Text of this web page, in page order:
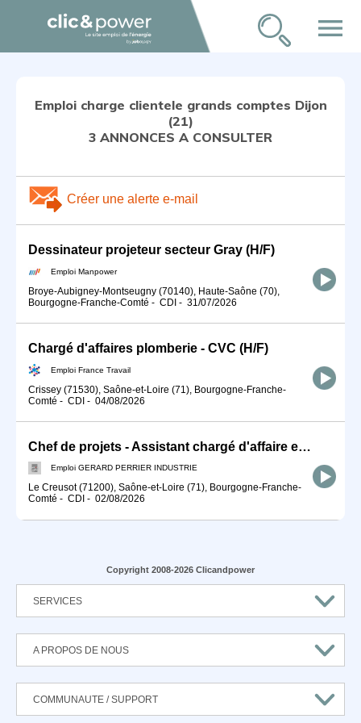
menu
Emploi charge clientele grands comptes Dijon
(21)
3 ANNONCES A CONSULTER
Créer une alerte e-mail
Dessinateur projeteur secteur Gray (H/F)
Emploi Manpower
Broye-Aubigney-Montseugny (70140), Haute-Saône (70),
Bourgogne-Franche-Comté - CDI - 31/07/2026
Chargé d'affaires plomberie - CVC (H/F)
Emploi France Travail
Crissey (71530), Saône-et-Loire (71), Bourgogne-Franche-
Comté - CDI - 04/08/2026
Chef de projets - Assistant chargé d'affaire en électricité (H/F)
Emploi GERARD PERRIER INDUSTRIE
Le Creusot (71200), Saône-et-Loire (71), Bourgogne-Franche-
Comté - CDI - 02/08/2026
Copyright 2008-2026 Clicandpower
SERVICES
A PROPOS DE NOUS
COMMUNAUTE / SUPPORT